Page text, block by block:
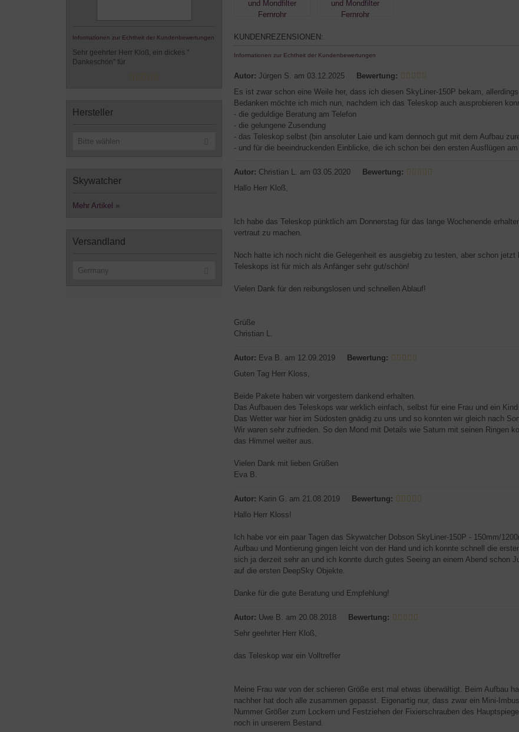
KUNDENREZENSIONEN:
Informationen zur Echtheit der Kundenbewertungen
Autor: Jürgen S. am 03.12.2025
Bewertung:
Es ist zwar schon eine Weile her, dass ich diesen SkyLiner-150P bekam,
Bedanken möchte ich mich nun, nachdem ich das Teleskop auch ausprobieren
- die geduldige Beratung am Telefon
- die gelungene Zusendung
- das Teleskop selbst (bin ansoluter Laie und kam dennoch gut mit dem Aufbau
- und für die beeindruckenden Einblicke, die ich schon bei den ersten Ausflügen
Autor: Christian L. am 03.05.2020
Bewertung:
Hallo Herr Kloß,
Ich habe das Teleskop pünktlich am Donnerstag für das lange Wochenende
vertraut zu machen.
Noch hatte ich noch nicht die Gelegenheit es ausgiebig zu testen, aber schon
Teleskops ist für mich als Anfänger sehr gut/schön!
Vielen Dank für den reibungslosen und schnellen Ablauf!
Grüße
Christian L.
Autor: Eva B. am 12.09.2019
Bewertung:
Guten Tag Herr Kloss,
Beide Pakete haben wir vorgestern dankend erhalten.
Das Aufbauen des Teleskops war wirklich einfach, selbst für eine Frau und ein
Das Wetter war hier im Südosten gnädig zu uns und so konnten wir gleich nach
Wir waren sehr zufrieden. So den Mond mit Details wie Saturn mit seinen Ringen
das Himmel weiter aus.
Vielen Dank mit lieben Grüßen
Eva B.
Autor: Karin G. am 21.08.2019
Bewertung:
Hallo Herr Kloss!
Ich habe vor ein paar Tagen das Skywatcher Dobson SkyLiner-150P - 150mm/
Aufbau und Montierung gingen leicht von der Hand und ich konnte schnell die
sich ja derzeit sehr an und ich konnte durch gutes Seeing an einem Abend schon
auf die ersten DeepSky Objekte.
Danke für die gute Beratung und Empfehlung!
Autor: Uwe B. am 20.08.2018
Bewertung:
Sehr geehrter Herr Kloß,
das Teleskop war ein Volltreffer
Meine Frau war von der schieren Größe erst mal etwas überwältigt. Beim Aufbau
nachher hat doch alle zusammen gepasst. Eigenartig nur, dass zwar ein Mini-
Nummer Größer zum Lockern und Festziehen der Fixierschrauben des
noch in unserem Bestand.
Informationen zur Echtheit der Kundenbewertungen
Sehr geehrter Herr Kloß, ein dickes "
Dankeschön" für
Hersteller
Bitte wählen
Skywatcher
Mehr Artikel »
Versandland
Germany